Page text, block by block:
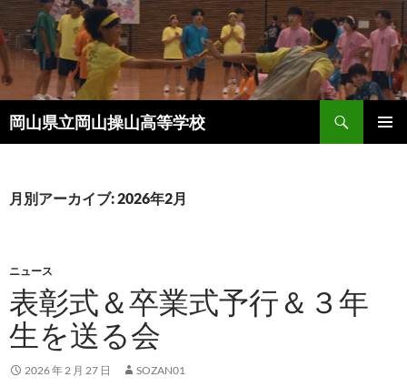
コ
ン
テ
ン
ツ
へ
ス
プ
岡山県立岡山操山高等学校
索
月別アーカイブ: 2026年2月
ニュース
表彰式＆卒業式予行＆３年
生を送る会
2026 年 2 月 27 日 SOZAN01